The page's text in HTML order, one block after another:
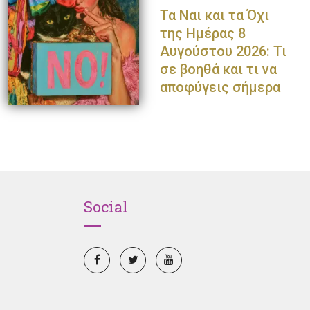
Τα Ναι και τα Όχι
της Ημέρας 8
Αυγούστου 2026: Τι
σε βοηθά και τι να
αποφύγεις σήμερα
Social